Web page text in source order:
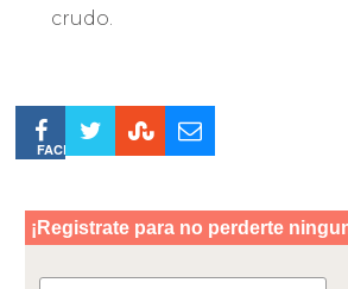
crudo.
FACEBOOK